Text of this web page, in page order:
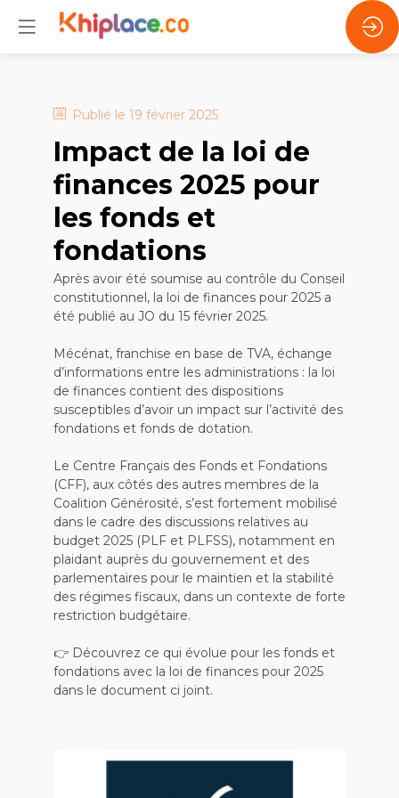
Publié le 19 février 2025
Impact de la loi de
finances 2025 pour
les fonds et
fondations
Après avoir été soumise au contrôle du Conseil
constitutionnel, la loi de finances pour 2025 a
été publié au JO du 15 février 2025.
Mécénat, franchise en base de TVA, échange
d’informations entre les administrations : la loi
de finances contient des dispositions
susceptibles d’avoir un impact sur l’activité des
fondations et fonds de dotation.
Le Centre Français des Fonds et Fondations
(CFF), aux côtés des autres membres de la
Coalition Générosité, s’est fortement mobilisé
dans le cadre des discussions relatives au
budget 2025 (PLF et PLFSS), notamment en
plaidant auprès du gouvernement et des
parlementaires pour le maintien et la stabilité
des régimes fiscaux, dans un contexte de forte
restriction budgétaire.
👉 Découvrez ce qui évolue pour les fonds et
fondations avec la loi de finances pour 2025
dans le document ci joint.